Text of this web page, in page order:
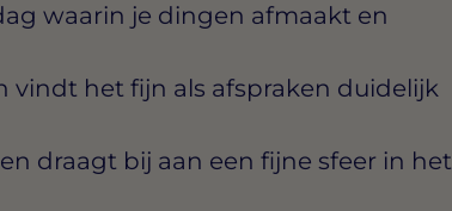
waarin je dingen afmaakt en
vindt het fijn als afspraken duidelijk
draagt bij aan een fijne sfeer in het